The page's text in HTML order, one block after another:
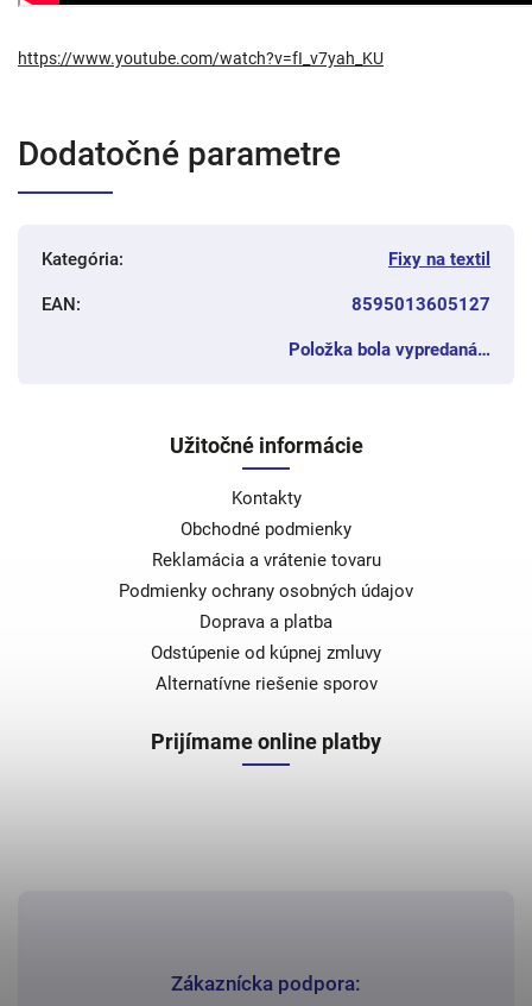
https://www.youtube.com/watch?v=fI_v7yah_KU
Dodatočné parametre
Kategória: Fixy na textil
EAN: 8595013605127
Položka bola vypredaná…
Zákaznícka podpora:
Užitočné informácie
Kontakty
Obchodné podmienky
Reklamácia a vrátenie tovaru
Podmienky ochrany osobných údajov
Doprava a platba
Odstúpenie od kúpnej zmluvy
Alternatívne riešenie sporov
Prijímame online platby